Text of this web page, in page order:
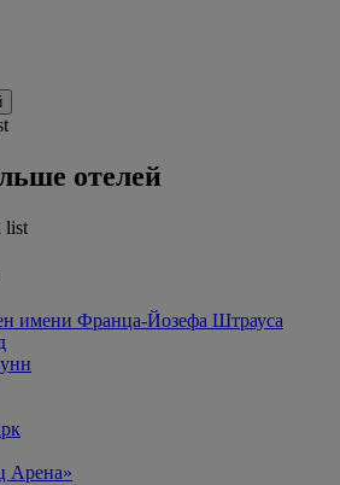
отелей
list
имени Франца-Йозефа Штрауса
Арена»